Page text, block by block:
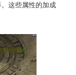
这些属性的加成